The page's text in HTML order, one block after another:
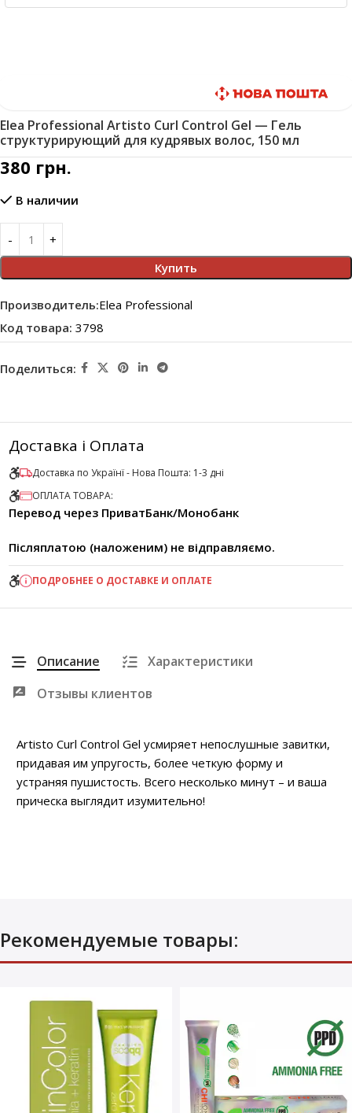
Elea Professional Artisto Curl Control Gel — Гель
структурирующий для кудрявых волос, 150 мл
380 грн.
В наличии
Купить
Производитель:Elea Professional
Код товара: 3798
Поделиться:
Доставка і Оплата
Доставка по Українї - Нова Пошта: 1-3 дні
ОПЛАТА ТОВАРА:
Перевод через ПриватБанк/Монобанк
Післяплатою (наложеним) не відправляємо.
ПОДРОБНЕЕ О ДОСТАВКЕ И ОПЛАТЕ
Описание
Характеристики
Отзывы клиентов
Artisto Curl Control Gel усмиряет непослушные завитки,
придавая им упругость, более четкую форму и
устраняя пушистость. Всего несколько минут – и ваша
прическа выглядит изумительно!
Рекомендуемые товары: